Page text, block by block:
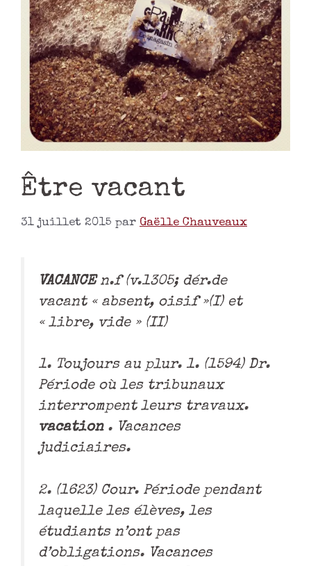
Être vacant
31 juillet 2015 par Gaëlle Chauveaux
VACANCEn.f (v.1305; dér.de
vacant « absent, oisif »(I) et
« libre, vide » (II)
1. Toujours au plur. 1. (1594) Dr.
Période où les tribunaux
interrompent leurs travaux.
vacation . Vacances
judiciaires.
2. (1623) Cour. Période pendant
laquelle les élèves, les
étudiants n’ont pas
d’obligations. Vacances